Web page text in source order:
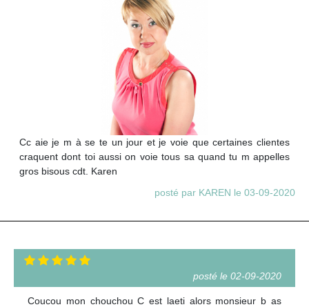
Cc aie je m à se te un jour et je voie que certaines clientes
craquent dont toi aussi on voie tous sa quand tu m appelles
gros bisous cdt. Karen
posté par KAREN le 03-09-2020
posté le 02-09-2020
Coucou mon chouchou C est laeti alors monsieur b as